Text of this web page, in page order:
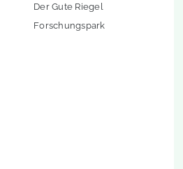
Der Gute Riegel
Forschungspark